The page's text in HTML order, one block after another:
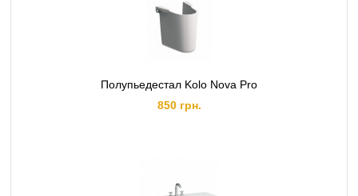
Полупьедестал Kolo Nova Pro
850 грн.